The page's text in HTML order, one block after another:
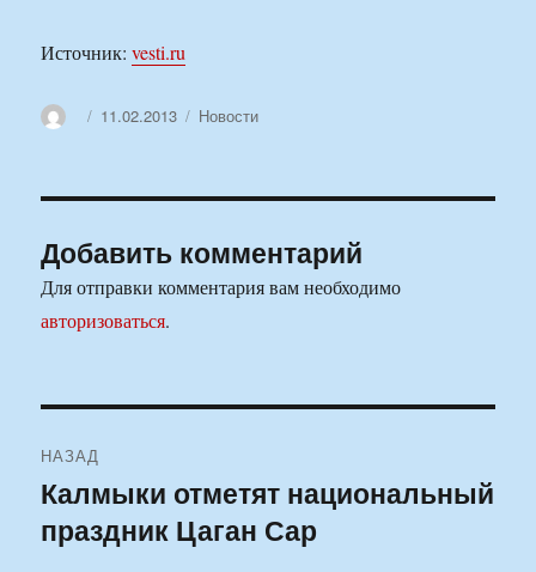
Источник:vesti.ru
АвторОпубликовано
11.02.2013 Рубрики
Новости
Добавить комментарий
Для отправки комментария вам необходимо
авторизоваться.
по
записям
НАЗАД
Предыдущая
запись:
Калмыки отметят национальный
праздник Цаган Сар